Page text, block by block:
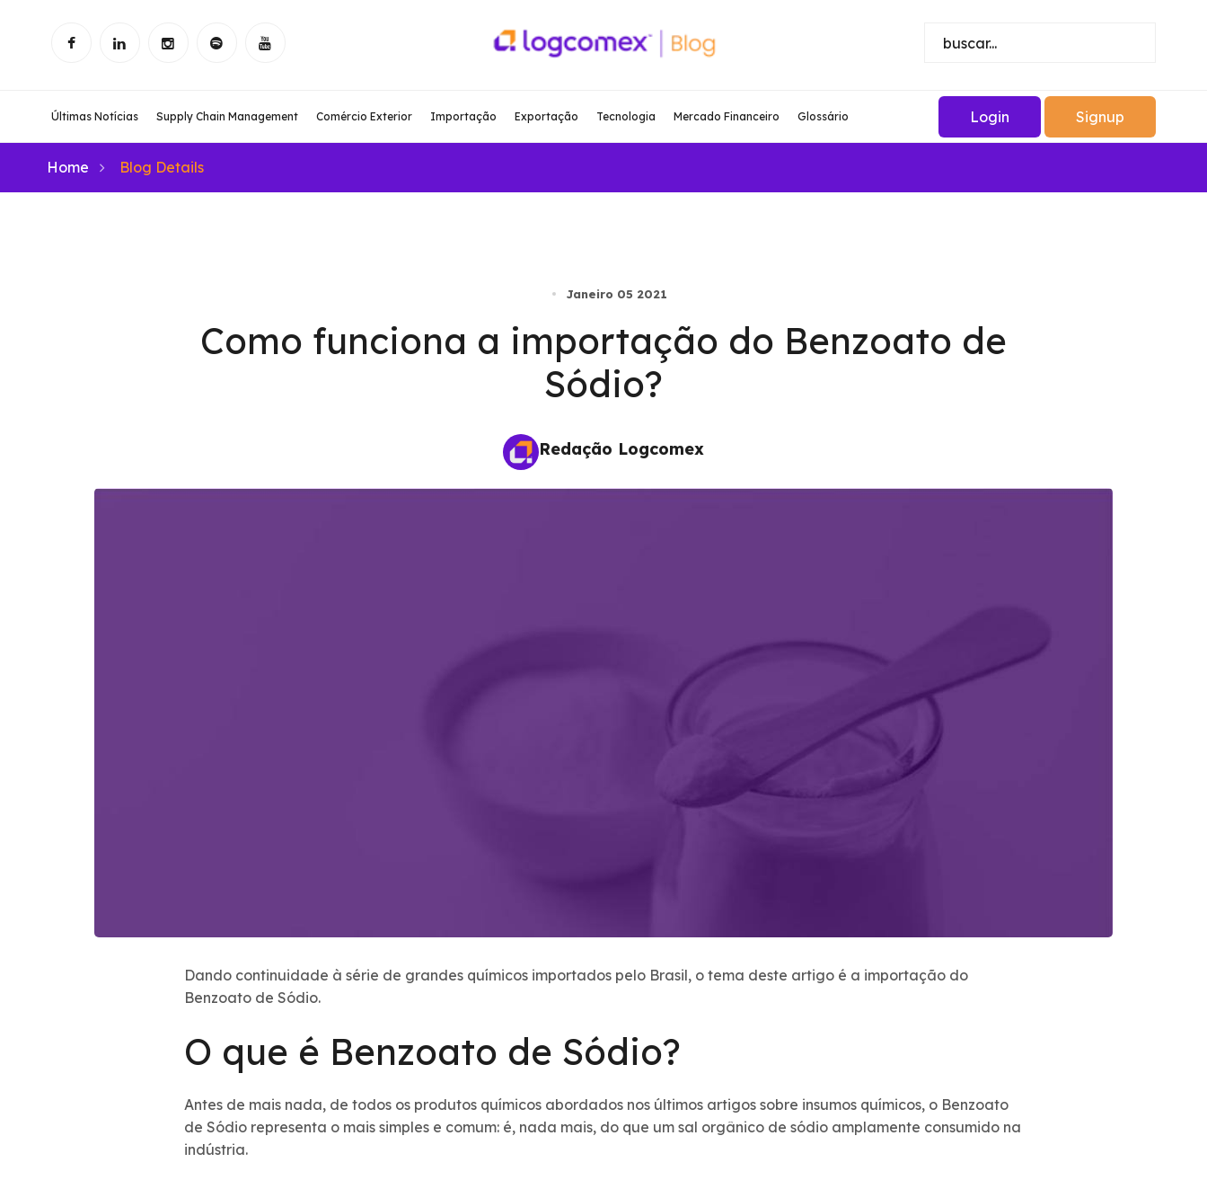
Últimas Notícias Supply Chain Management Comércio Exterior Importação Exportação Tecnologia Mercado Financeiro Glossário Login Signup
Home Blog Details
Janeiro 05 2021
Como funciona a importação do Benzoato de
Sódio?
Redação Logcomex
Dando continuidade à série de grandes químicos importados pelo Brasil, o tema deste artigo é a importação do
Benzoato de Sódio.
O que é Benzoato de Sódio?
Antes de mais nada, de todos os produtos químicos abordados nos últimos artigos sobre insumos químicos, o Benzoato
de Sódio representa o mais simples e comum: é, nada mais, do que um sal orgânico de sódio amplamente consumido na
indústria.